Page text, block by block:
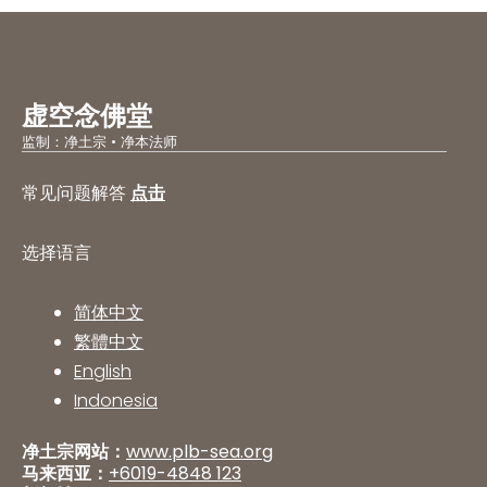
虚空念佛堂
监制：净土宗 • 净本法师
常见问题解答 点击
选择语言
简体中文
繁體中文
English
Indonesia
净土宗网站： www.plb-sea.org
马来西亚： +6019-4848 123